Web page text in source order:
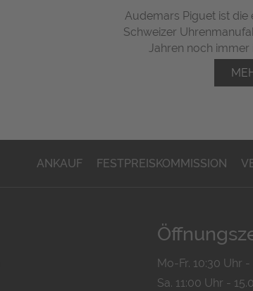
Audemars Piguet ist die
Schweizer
Jahren noch immer
ANKAUF FESTPREISKOMMISSION
Mo-Fr. 10:30 Uhr -
Sa. 11:00 Uhr -